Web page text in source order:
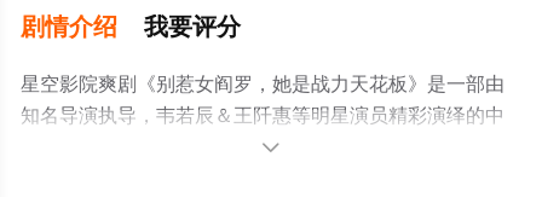
剧情介绍 我要评分
星空影院爽剧《别惹女阎罗，她是战力天花板》是一部由
知名导演执导，韦若辰＆王阡惠等明星演员精彩演绎的中
国大陆电视剧，大结局剧情已揭晓（全集），手机免费观
